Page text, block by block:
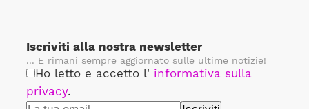
Iscriviti alla nostra newsletter
... E rimani sempre aggiornato sulle ultime notizie!
Ho letto e accetto l' informativa sulla
privacy.